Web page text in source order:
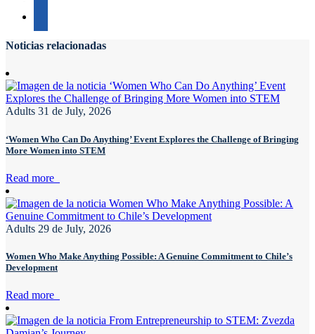
Noticias relacionadas
Adults 31 de July, 2026
‘Women Who Can Do Anything’ Event Explores the Challenge of Bringing
More Women into STEM
Read more
Adults 29 de July, 2026
Women Who Make Anything Possible: A Genuine Commitment to Chile’s
Development
Read more